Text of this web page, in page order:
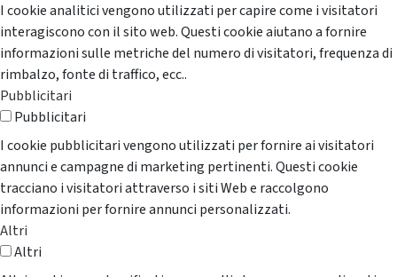
I cookie analitici vengono utilizzati per capire come i visitatori
interagiscono con il sito web. Questi cookie aiutano a fornire
informazioni sulle metriche del numero di visitatori, frequenza di
rimbalzo, fonte di traffico, ecc..
Pubblicitari
Pubblicitari
I cookie pubblicitari vengono utilizzati per fornire ai visitatori
annunci e campagne di marketing pertinenti. Questi cookie
tracciano i visitatori attraverso i siti Web e raccolgono
informazioni per fornire annunci personalizzati.
Altri
Altri